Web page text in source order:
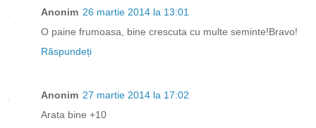
Anonim 26 martie 2014 la 13:01
O paine frumoasa, bine crescuta cu multe seminte!Bravo!
Răspundeți
Anonim 27 martie 2014 la 17:02
Arata bine +10